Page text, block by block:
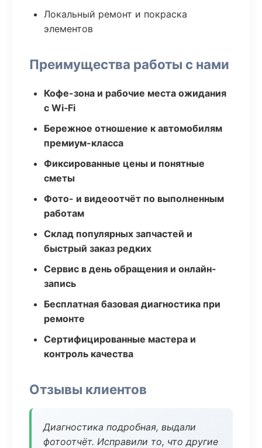
Локальный ремонт и покраска
элементов
Преимущества работы с нами
Кофе-зона и рабочие места ожидания
с Wi‑Fi
Бережное отношение к автомобилям
премиум-класса
Фиксированные цены и понятные
сметы
Фото- и видеоотчёт по выполненным
работам
Склад популярных запчастей и
быстрый заказ редких
Сервис в день обращения и онлайн-
запись
Бесплатная базовая диагностика при
ремонте
Сертифицированные мастера и
контроль качества
Отзывы клиентов
Диагностика подробная, выдали
фотоотчёт. Исправили то, что другие